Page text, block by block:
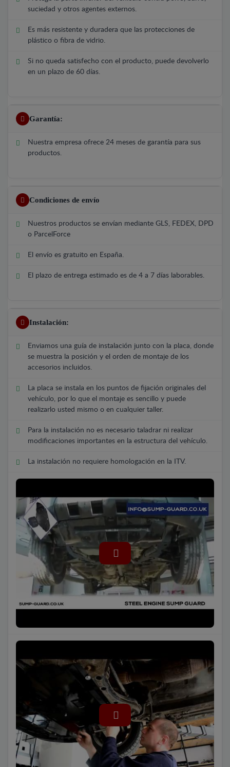
suciedad y otros agentes externos.
Es más resistente y duradera que las protecciones de
plástico o fibra de vidrio.
Si no queda satisfecho con el producto, puede devolverlo
en un plazo de 60 días.
Garantía:
Nuestra empresa ofrece 24 meses de garantía para sus
productos.
Condiciones de envío
Nuestros productos se envían mediante GLS, FEDEX, DPD
o ParcelForce
El envío es gratuito en España.
El plazo de entrega estimado es de 4 a 7 días laborables.
Instalación:
Enviamos una guía de instalación junto con la placa, donde
se muestra la posición y el orden de montaje de los
accesorios incluidos.
La placa se instala en los puntos de fijación originales del
vehículo, por lo que el montaje es sencillo y puede
realizarlo usted mismo o en cualquier taller.
Para la instalación no es necesario taladrar ni realizar
modificaciones importantes en la estructura del vehículo.
La instalación no requiere homologación en la ITV.